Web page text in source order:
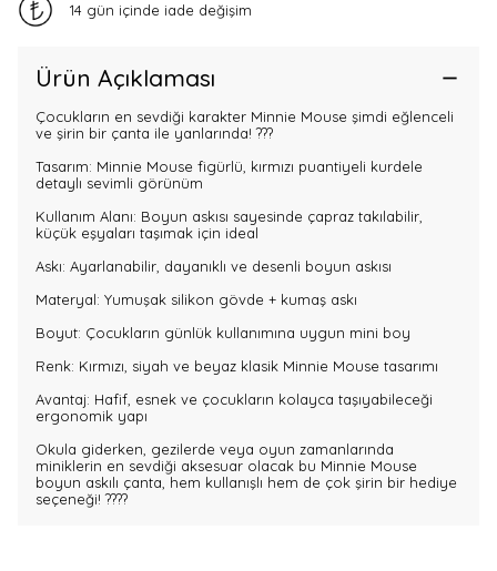
14 gün içinde iade değişim
Ürün Açıklaması
Çocukların en sevdiği karakter Minnie Mouse şimdi eğlenceli
ve şirin bir çanta ile yanlarında! ???
Tasarım: Minnie Mouse figürlü, kırmızı puantiyeli kurdele
detaylı sevimli görünüm
Kullanım Alanı: Boyun askısı sayesinde çapraz takılabilir,
küçük eşyaları taşımak için ideal
Askı: Ayarlanabilir, dayanıklı ve desenli boyun askısı
Materyal: Yumuşak silikon gövde + kumaş askı
Boyut: Çocukların günlük kullanımına uygun mini boy
Renk: Kırmızı, siyah ve beyaz klasik Minnie Mouse tasarımı
Avantaj: Hafif, esnek ve çocukların kolayca taşıyabileceği
ergonomik yapı
Okula giderken, gezilerde veya oyun zamanlarında
miniklerin en sevdiği aksesuar olacak bu Minnie Mouse
boyun askılı çanta, hem kullanışlı hem de çok şirin bir hediye
seçeneği! ????